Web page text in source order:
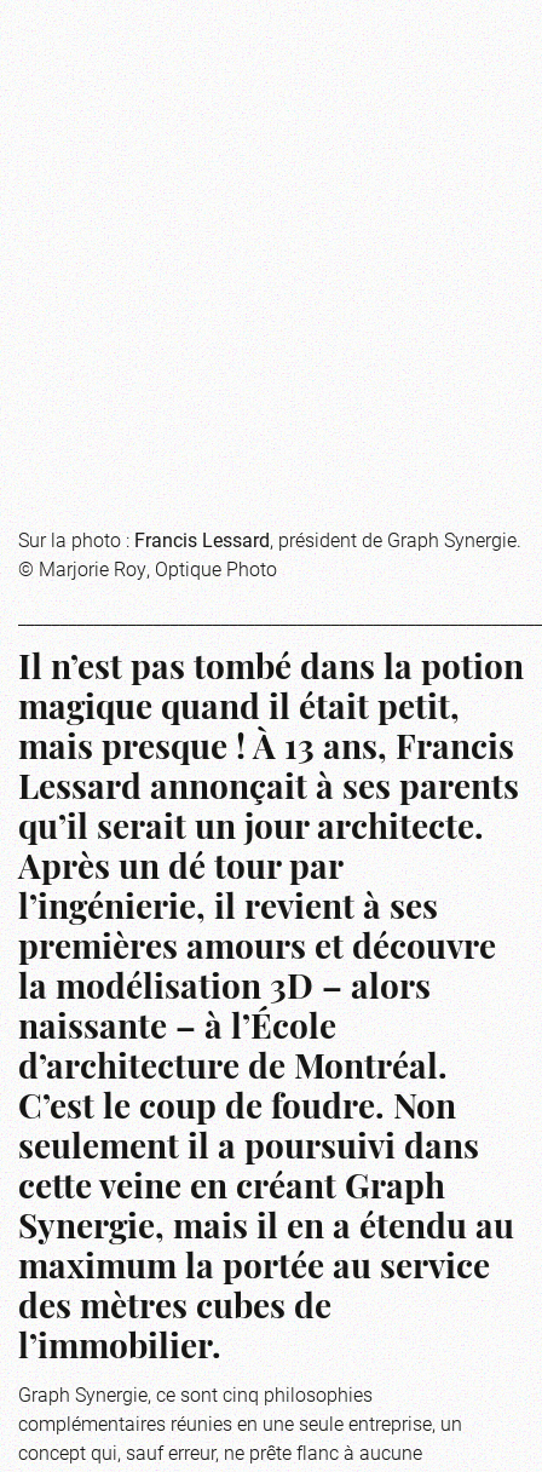
Sur la photo :Francis Lessard, président de Graph Synergie.
© Marjorie Roy, Optique Photo
Il n’est pas tombé dans la potion
magique quand il était petit,
mais presque ! À 13 ans, Francis
Lessard annonçait à ses parents
qu’il serait un jour architecte.
Après un dé tour par
l’ingénierie, il revient à ses
premières amours et découvre
la modélisation 3D – alors
naissante – à l’École
d’architecture de Montréal.
C’est le coup de foudre. Non
seulement il a poursuivi dans
cette veine en créant Graph
Synergie, mais il en a étendu au
maximum la portée au service
des mètres cubes de
l’immobilier.
Graph Synergie, ce sont cinq philosophies
complémentaires réunies en une seule entreprise, un
concept qui, sauf erreur, ne prête flanc à aucune